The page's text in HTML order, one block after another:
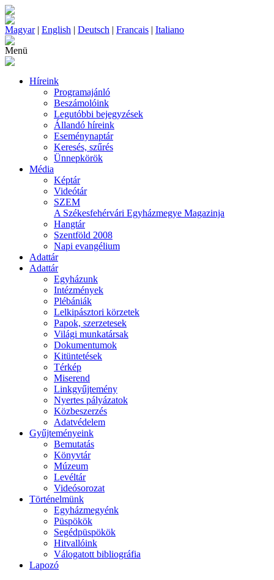
Magyar| English | Deutsch | Francais | Italiano
Menü
Híreink
Programajánló
Beszámolóink
Legutóbbi bejegyzések
Állandó híreink
Eseménynaptár
Keresés, szűrés
Ünnepkörök
Média
Képtár
Videótár
SZEM
A Székesfehérvári Egyházmegye Magazinja
Hangtár
Szentföld 2008
Napi evangélium
Adattár
Adattár
Egyházunk
Intézmények
Plébániák
Lelkipásztori körzetek
Papok, szerzetesek
Világi munkatársak
Dokumentumok
Kitüntetések
Térkép
Miserend
Linkgyűjtemény
Nyertes pályázatok
Közbeszerzés
Adatvédelem
Gyűjteményeink
Bemutatás
Könyvtár
Múzeum
Levéltár
Videósorozat
Történelmünk
Egyházmegyénk
Püspökök
Segédpüspökök
Hitvallóink
Válogatott bibliográfia
Lapozó